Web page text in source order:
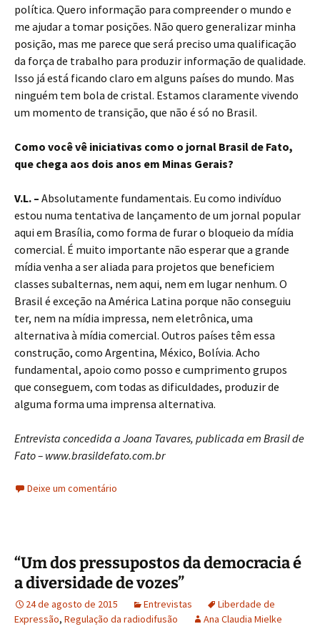
política. Quero informação para compreender o mundo e
me ajudar a tomar posições. Não quero generalizar minha
posição, mas me parece que será preciso uma qualificação
da força de trabalho para produzir informação de qualidade.
Isso já está ficando claro em alguns países do mundo. Mas
ninguém tem bola de cristal. Estamos claramente vivendo
um momento de transição, que não é só no Brasil.
Como você vê iniciativas como o jornal Brasil de Fato,
que chega aos dois anos em Minas Gerais?
V.L. – Absolutamente fundamentais. Eu como indivíduo
estou numa tentativa de lançamento de um jornal popular
aqui em Brasília, como forma de furar o bloqueio da mídia
comercial. É muito importante não esperar que a grande
mídia venha a ser aliada para projetos que beneficiem
classes subalternas, nem aqui, nem em lugar nenhum. O
Brasil é exceção na América Latina porque não conseguiu
ter, nem na mídia impressa, nem eletrônica, uma
alternativa à mídia comercial. Outros países têm essa
construção, como Argentina, México, Bolívia. Acho
fundamental, apoio como posso e cumprimento grupos
que conseguem, com todas as dificuldades, produzir de
alguma forma uma imprensa alternativa.
Entrevista concedida a Joana Tavares, publicada em Brasil de
Fato – www.brasildefato.com.br
Deixe um comentário
“Um dos pressupostos da democracia é
a diversidade de vozes”
24 de agosto de 2015 Entrevistas
Liberdade de
Expressão, Regulação da radiodifusão Ana Claudia Mielke